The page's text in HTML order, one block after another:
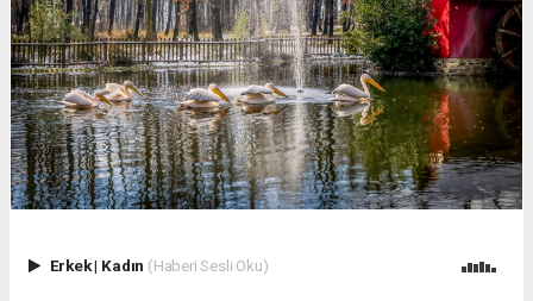
Erkek| Kadın (Haberi Sesli Oku)